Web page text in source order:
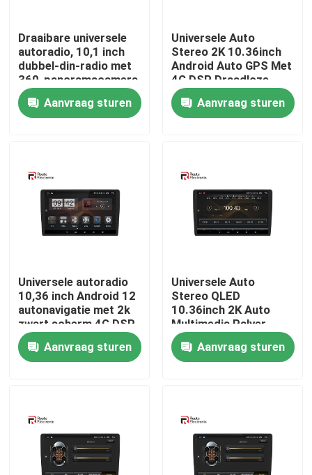
Thuis
Producten
Fabrieksreis
Contacteer ons
nieuws
Vraag een offerte aan
Android Autoradio Stereo
Draaibare universele
autoradio, 10,1 inch
dubbel-din-radio met
360-panoramacamera
Aanvraag sturen
Universele Auto
Stereo 2K 10.36inch
Android Auto GPS Met
4G DSP Draadloze
Carplay Auto
Multimedia
Aanvraag sturen
Universele autoradio
10,36 inch Android 12
autonavigatie met 2k
zwart scherm 4G DSP
Aanvraag sturen
Universele Auto
Stereo QLED
10.36inch 2K Auto
Multimedia Palyer
Ondersteuning 4G DSP
Ingebouwde 360 ​​Bird
View Systeem
Aanvraag sturen